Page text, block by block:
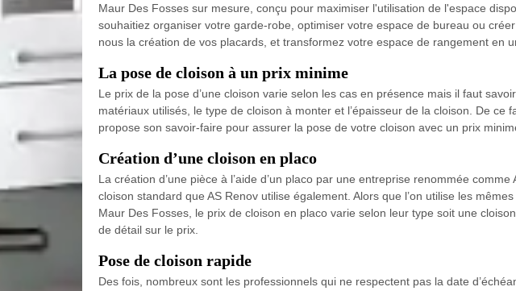
Maur Des Fosses sur mesure, conçu pour maximiser l'utilisation de l'espace
souhaitiez organiser votre garde-robe, optimiser votre espace de bureau ou
nous la création de vos placards, et transformez votre espace de rangement en
La pose de cloison à un prix minime
Le prix de la pose d’une cloison varie selon les cas en présence mais il faut
matériaux utilisés, le type de cloison à monter et l’épaisseur de la cloison. De
propose son savoir-faire pour assurer la pose de votre cloison avec un prix
Création d’une cloison en placo
La création d’une pièce à l’aide d’un placo par une entreprise renommée
cloison standard que AS Renov utilise également. Alors que l’on utilise les
Maur Des Fosses, le prix de cloison en placo varie selon leur type soit une
de détail sur le prix.
Pose de cloison rapide
Des fois, nombreux sont les professionnels qui ne respectent pas la date